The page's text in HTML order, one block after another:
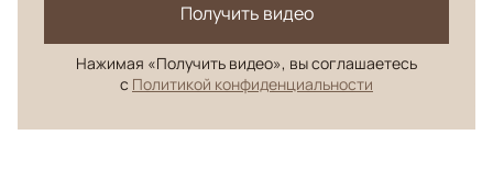
Получить видео
Нажимая «Получить видео», вы соглашаетесь
с Политикой конфиденциальности